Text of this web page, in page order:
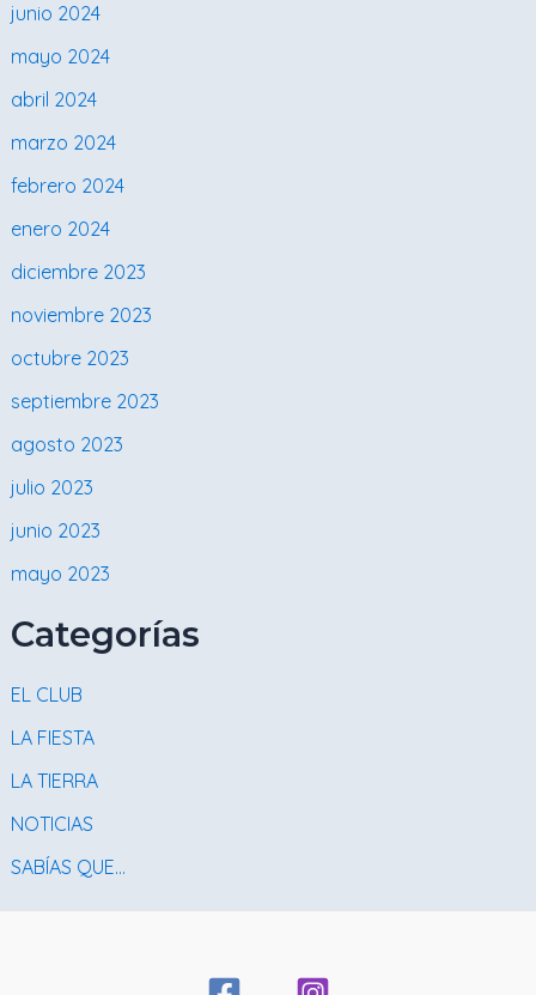
junio 2024
mayo 2024
abril 2024
marzo 2024
febrero 2024
enero 2024
diciembre 2023
noviembre 2023
octubre 2023
septiembre 2023
agosto 2023
julio 2023
junio 2023
mayo 2023
Categorías
EL CLUB
LA FIESTA
LA TIERRA
NOTICIAS
SABÍAS QUE…